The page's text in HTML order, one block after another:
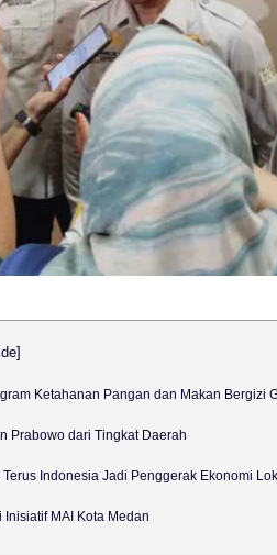
Ketahanan Pangan dan Makan Bergizi
Prabowo dari Tingkat Daerah
Indonesia Jadi Penggerak Ekonomi
Inisiatif MAI Kota Medan